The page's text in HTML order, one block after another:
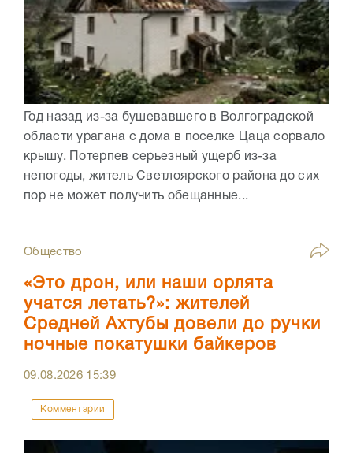
Год назад из-за бушевавшего в Волгоградской
области урагана с дома в поселке Цаца сорвало
крышу. Потерпев серьезный ущерб из-за
непогоды, житель Светлоярского района до сих
пор не может получить обещанные...
Общество
«Это дрон, или наши орлята
учатся летать?»: жителей
Средней Ахтубы довели до ручки
ночные покатушки байкеров
09.08.2026 15:39
Комментарии